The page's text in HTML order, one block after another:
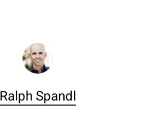
Ralph Spandl